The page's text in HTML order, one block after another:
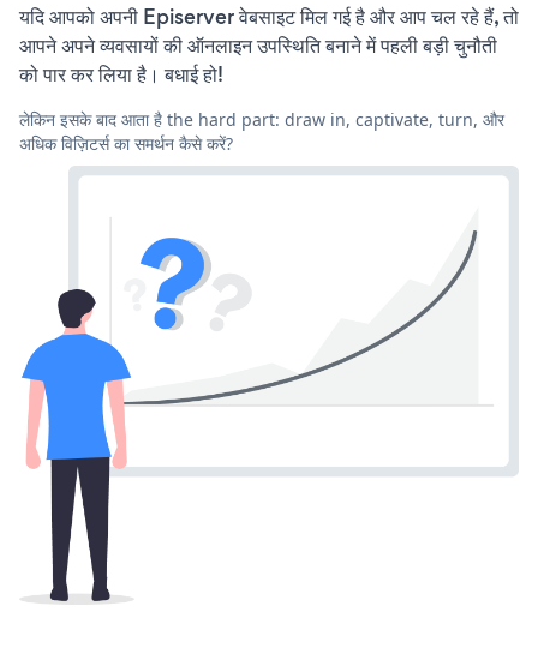
यदि आपको अपनी Episerver वेबसाइट मिल गई है और आप चल रहे हैं, तो
आपने अपने व्यवसायों की ऑनलाइन उपस्थिति बनाने में पहली बड़ी चुनौती
को पार कर लिया है। बधाई हो!
लेकिन इसके बाद आता है the hard part: draw in, captivate, turn, और
अधिक विज़िटर्स का समर्थन कैसे करें?